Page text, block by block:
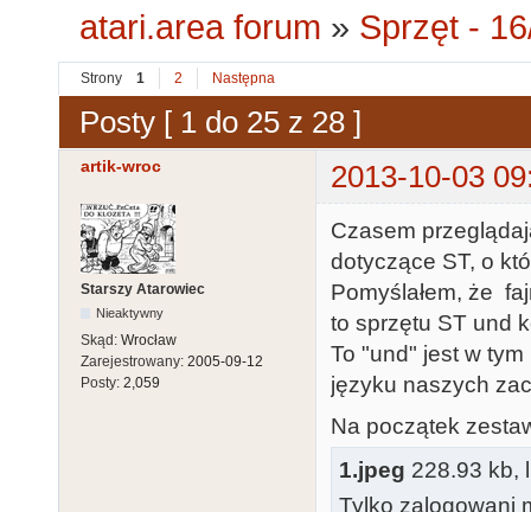
atari.area forum » Sprzęt -
Strony 1 2 Następna
Posty [ 1 do 25 z 28 ]
artik-wroc 2013-10-03
Starszy Atarowiec
Nieaktywny
Skąd: Wrocław
Zarejestrowany: 2005-09-12
Posty: 2,059
Czasem
dotyczące ST, o
Pomyślałem, że
to sprzętu ST und
To "und" jest w
języku naszych
Na początek
1.jpeg 228.93 kb,
Tylko zalogowani